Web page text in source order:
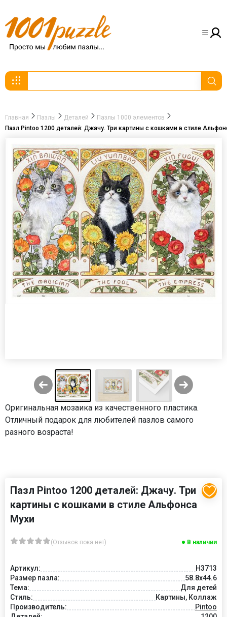
Главная Пазлы Деталей
Пазлы 1000 элементов
Пазл Pintoo 1200 деталей: Джачу. Три картины с кошками в стиле
Оригинальная мозаика из качественного пластика.
Отличный подарок для любителей пазлов самого
разного возраста!
Пазл Pintoo 1200 деталей: Джачу. Три
картины с кошками в стиле Альфонса
Мухи
(Отзывов пока нет) В наличии
Артикул:
H3713
Размер пазла:
58.8x44.6
Тема:
Для детей
Стиль:
Картины, Коллаж
Производитель:
Pintoo